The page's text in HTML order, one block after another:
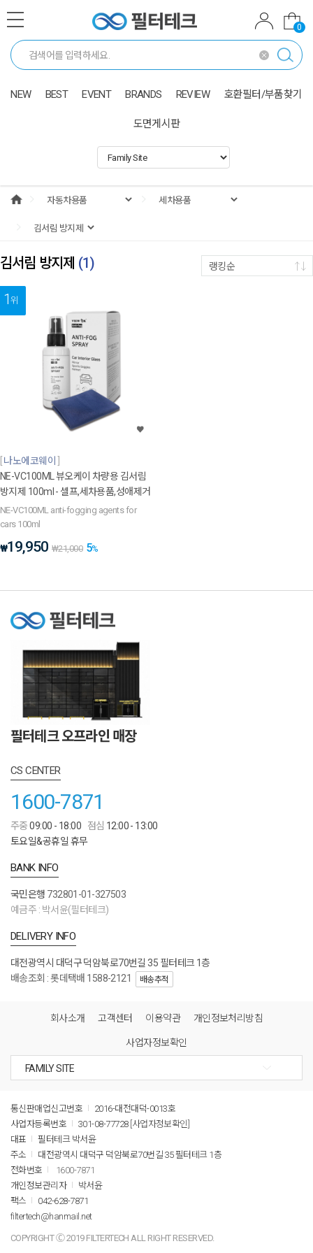
0
NEW BEST EVENT BRANDS REVIEW 호환필터/부품찾기
도면게시판
김서림 방지제 (1) 랭킹순
1위
나노에코웨이
NE-VC100ML 뷰오케이 차량용 김서림
방지제 100ml - 셀프,세차용품,성애제거
NE-VC100ML anti-fogging agents for
cars 100ml
₩19,950 ₩21,000 5%
필터테크 오프라인 매장
CS CENTER
1600-7871
주중09:00 - 18:00 점심 12:00 - 13:00
토요일&공휴일 휴무
BANK INFO
국민은행 732801-01-327503
예금주 : 박서윤(필터테크)
DELIVERY INFO
대전광역시 대덕구 덕암북로70번길 35 필터테크 1층
배송조회 : 롯데택배 1588-2121
배송추적
회사소개 고객센터 이용약관 개인정보처리방침
사업자정보확인
통신판매업신고번호
2016-대전대덕-0013호
사업자등록번호
301-08-77728 [사업자정보확인]
대표
필터테크 박서윤
주소
대전광역시 대덕구 덕암북로70번길 35 필터테크 1층
전화번호
1600-7871
개인정보관리자
박서윤
팩스
042-628-7871
filtertech@hanmail.net
COPYRIGHT Ⓒ 2019 FILTERTECH ALL RIGHT RESERVED.